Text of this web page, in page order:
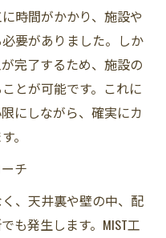
時間がかかり、施設や
要がありました。しか
完了するため、施設の
とが可能です。これに
にしながら、確実にカ
。
チ
、天井裏や壁の中、配
も発生します。MIST工